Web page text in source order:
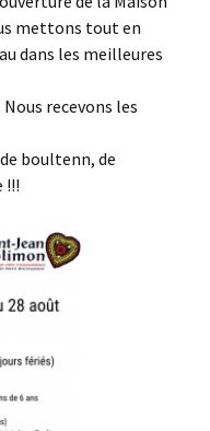
mettons tout en
dans les meilleures
!
les
réservation.
de
!!!